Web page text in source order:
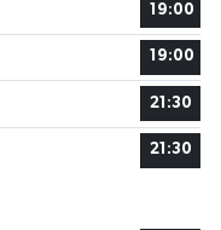
19:00
19:00
21:30
21:30